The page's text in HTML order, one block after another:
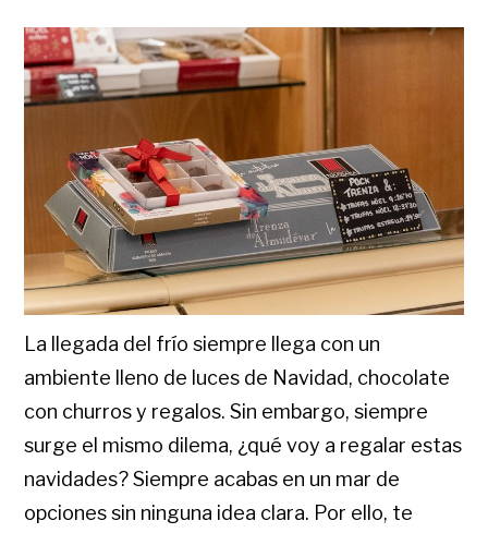
La llegada del frío siempre llega con un
ambiente lleno de luces de Navidad, chocolate
con churros y regalos. Sin embargo, siempre
surge el mismo dilema, ¿qué voy a regalar estas
navidades? Siempre acabas en un mar de
opciones sin ninguna idea clara. Por ello, te